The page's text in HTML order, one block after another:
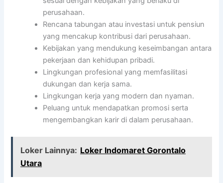
perusahaan.
Rencana tabungan atau investasi untuk pensiun
yang mencakup kontribusi dari perusahaan.
Kebijakan yang mendukung keseimbangan antara
pekerjaan dan kehidupan pribadi.
Lingkungan profesional yang memfasilitasi
dukungan dan kerja sama.
Lingkungan kerja yang modern dan nyaman.
Peluang untuk mendapatkan promosi serta
mengembangkan karir di dalam perusahaan.
Loker Lainnya: Loker Indomaret Gorontalo
Utara